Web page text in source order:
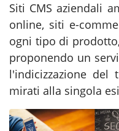
Siti CMS aziendali
online, siti e-
ogni tipo di
proponendo un
l'indicizzazione del
mirati alla singola